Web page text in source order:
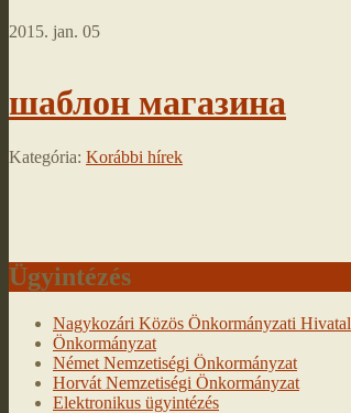
2015. jan. 05
шаблон магазина
Kategória: Korábbi hírek
Ügyintézés
Nagykozári Közös Önkormányzati Hivatal
Önkormányzat
Német Nemzetiségi Önkormányzat
Horvát Nemzetiségi Önkormányzat
Elektronikus ügyintézés